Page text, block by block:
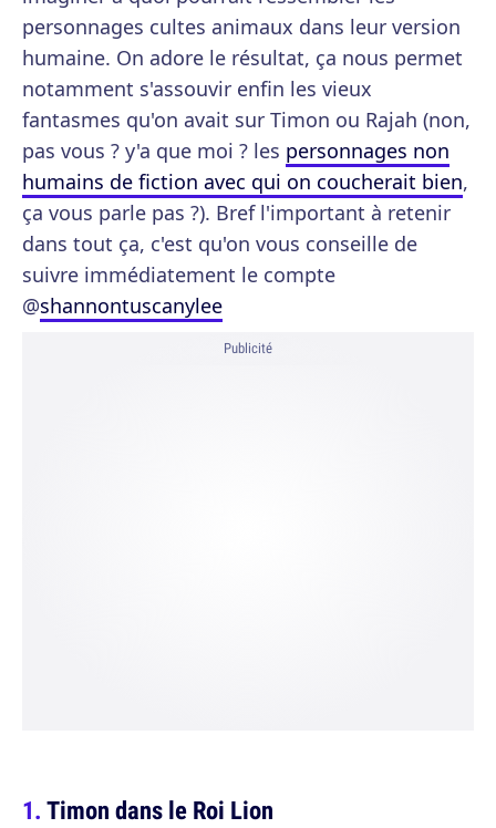
personnages cultes animaux dans leur version
humaine. On adore le résultat, ça nous permet
notamment s'assouvir enfin les vieux
fantasmes qu'on avait sur Timon ou Rajah (non,
pas vous ? y'a que moi ? les personnages non
humains de fiction avec qui on coucherait bien,
ça vous parle pas ?). Bref l'important à retenir
dans tout ça, c'est qu'on vous conseille de
suivre immédiatement le compte
@shannontuscanylee
Publicité
Timon dans le Roi Lion